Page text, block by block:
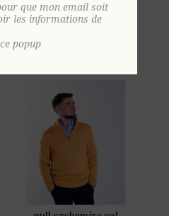
pull cachemire col
que mon email soit
les informations de
popup